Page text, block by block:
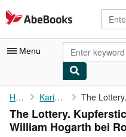
Skip to main content
AbeBooks.com
Menu
My Account
My Purchases
Home Karikatur.-
The Lottery.
William Hogarth bei